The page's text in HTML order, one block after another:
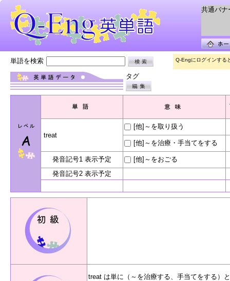
共通バナ
単語を検索 Q-Engにログインする
タグ
treat
[他]～を取り扱う
[他]～を治療・手当てをする
発音記号1 表示予定
[他]～をおごる
発音記号2 表示予定
treat は単に（～を治療する、手当てをする）